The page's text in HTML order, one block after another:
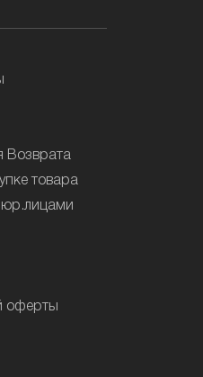
Возврата
товара
юр.лицами
оферты